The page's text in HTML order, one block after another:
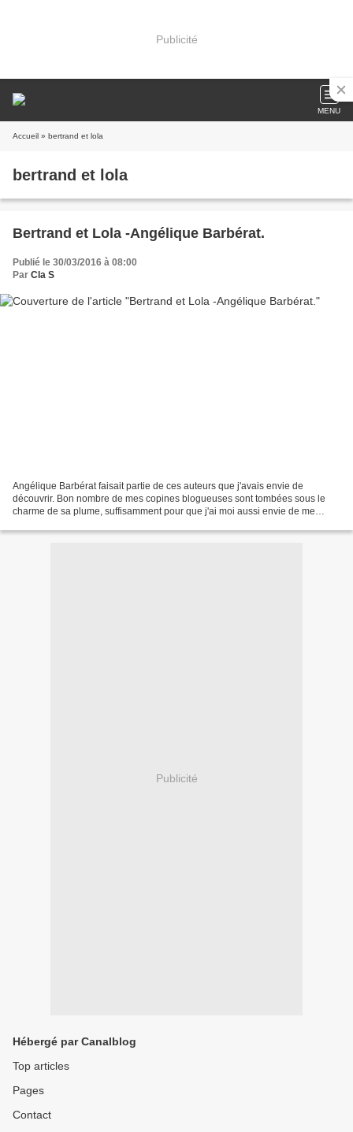
Publicité
MENU
Accueil » bertrand et lola
bertrand et lola
Bertrand et Lola -Angélique Barbérat.
Publié le 30/03/2016 à 08:00
Par Cla S
Angélique Barbérat faisait partie de ces auteurs que j'avais envie de
découvrir. Bon nombre de mes copines blogueuses sont tombées sous le
charme de sa plume, suffisamment pour que j'ai moi aussi envie de me
Publicité
Hébergé par Canalblog
Top articles
Pages
Contact